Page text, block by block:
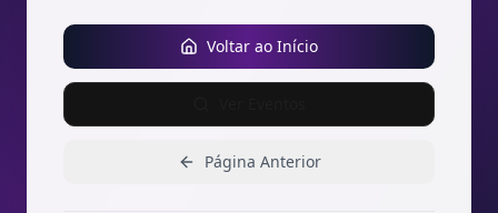
Voltar ao Início
Página Anterior